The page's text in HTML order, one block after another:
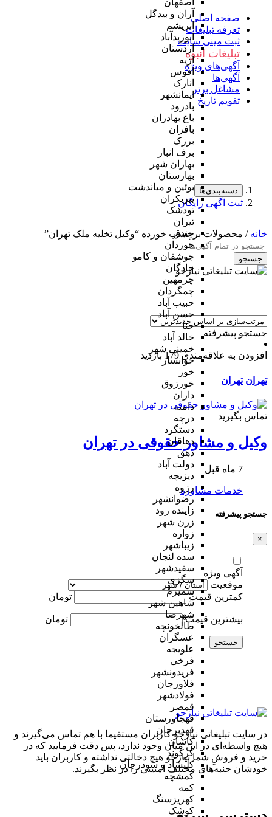
اصفهان
آران و بیدگل
ابریشم
ابوزیدآباد
اردستان
اژیه
افوس
انارک
ایمانشهر
بادرود
باغ بهادران
بافران
برزک
برف انبار
بهاران شهر
بهارستان
بوئین و میاندشت
پیربکران
تودشک
تیران
جندق
جوزدان
جوشقان و کامو
چادگان
چرمهین
چمگردان
حبیب آباد
حسن آباد
حنا
خالد آباد
خمینی شهر
خوانسار
خور
خورزوق
داران
دامنه
درچه
دستگرد
دهاقان
دهق
دولت آباد
دیزیچه
رزوه
رضوانشهر
زاینده رود
زرن شهر
زواره
زیباشهر
سده لنجان
سفیدشهر
سگزی
سمیرم
شاهین شهر
شهرضا
طالخونچه
عسگران
علویجه
فرخی
فریدونشهر
فلاورجان
فولادشهر
قمصر
قهجاورستان
قهدیرجان
کاشان
کرکوند
کلیشاد و سودرجان
کمشچه
کمه
کهریزسنگ
کوشک
صفحه اصلی
تعرفه تبلیغات
ثبت مینی سایت
تبلیغات انبوه
آگهی‌های ویژه
آگهی‌ها
مشاغل برتر
تقویم تاریخ
دسته‌بندی‌ها
ثبت اگهی رایگان
خانه / محصولات برچسب خورده “وکیل تخلیه ملک تهران”
جستجو
جستجو پیشرفته
افزودن به علاقه‌مندی 179 بازدید
تهران تهران
تماس بگیرید
وکیل و مشاور حقوقی در تهران
7 ماه قبل
خدمات مشاوره
جستجو پیشرفته
×
آگهی ویژه
موقعیت
کمترین قیمت
تومان
بیشترین قیمت تومان
جستجو
در سایت تبلیغاتی نیازجو کاربران مستقیما با هم تماس می‌گیرند و
هیچ واسطه‌ای در این میان وجود ندارد، پس دقت فرمایید که در
خرید و فروشِ شما نیازجو هیچ دخالتی نداشته و کاربران باید
خودشان جنبه‌های مختلف امنیتی را در نظر بگیرند.